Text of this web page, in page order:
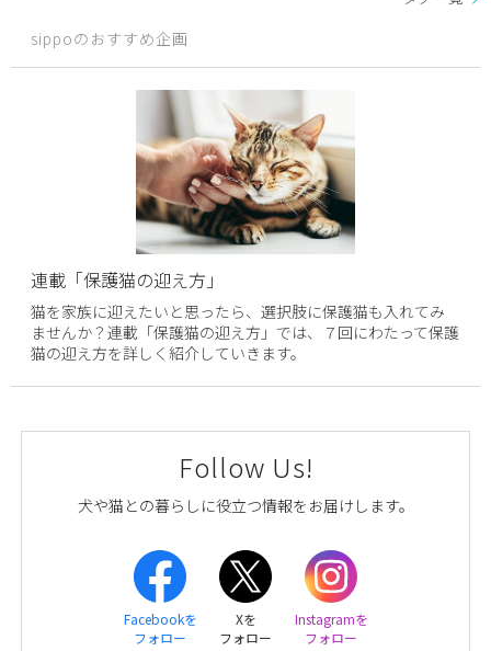
sippoのおすすめ企画
連載「保護猫の迎え方」
猫を家族に迎えたいと思ったら、選択肢に保護猫も入れてみ
ませんか？連載「保護猫の迎え方」では、７回にわたって保護
猫の迎え方を詳しく紹介していきます。
Follow Us!
犬や猫との暮らしに役立つ情報をお届けします。
Facebookを
フォロー
Xを
フォロー
Instagramを
フォロー